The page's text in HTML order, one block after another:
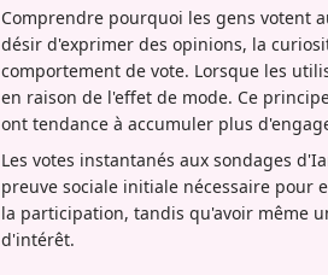
Comprendre pourquoi les gens votent
désir d'exprimer des opinions, la
comportement de vote. Lorsque les
en raison de l'effet de mode. Ce
ont tendance à accumuler plus
Les votes instantanés aux sondages
preuve sociale initiale nécessaire pour
la participation, tandis qu'avoir même
d'intérêt.